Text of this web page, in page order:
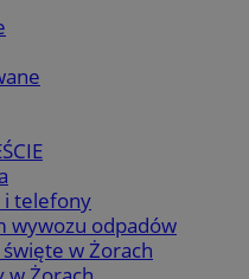
i telefony
wywozu odpadów
w Żorach